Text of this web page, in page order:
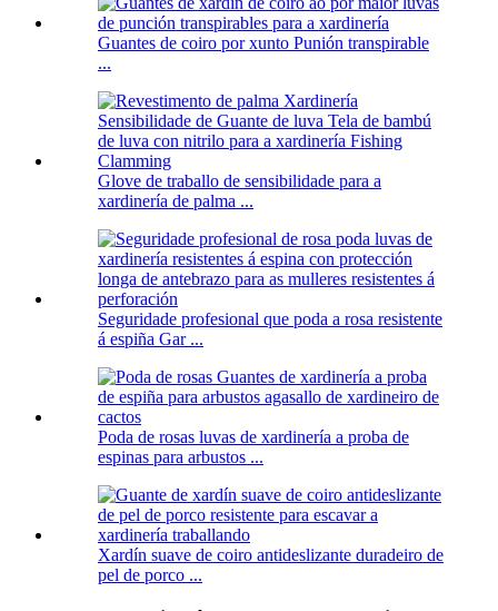
Guantes de coiro por xunto Punión transpirable
...
Glove de traballo de sensibilidade para a
xardinería de palma ...
Seguridade profesional que poda a rosa resistente
á espiña Gar ...
Poda de rosas luvas de xardinería a proba de
espinas para arbustos ...
Xardín suave de coiro antideslizante duradeiro de
pel de porco ...